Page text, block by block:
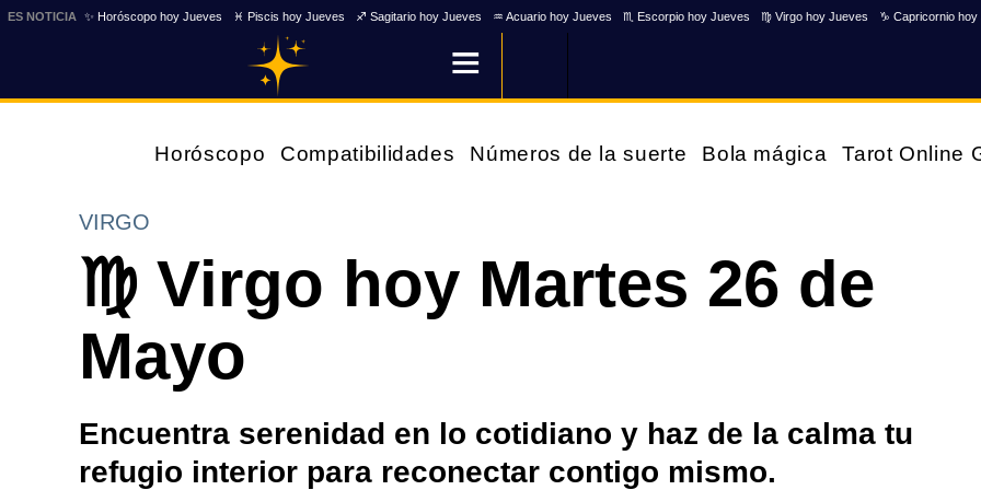
ES NOTICIA ✨ Horóscopo hoy Jueves ♓ Piscis hoy Jueves ♐ Sagitario hoy Jueves ♒ Acuario hoy Jueves ♏ Escorpio hoy Jueves ♍ Virgo hoy Jueves ♑ Capricornio
Horóscopo Compatibilidades Números de la suerte Bola mágica Tarot Online
VIRGO
♍ Virgo hoy Martes 26 de
Mayo
Encuentra serenidad en lo cotidiano y haz de la calma tu
refugio interior para reconectar contigo mismo.